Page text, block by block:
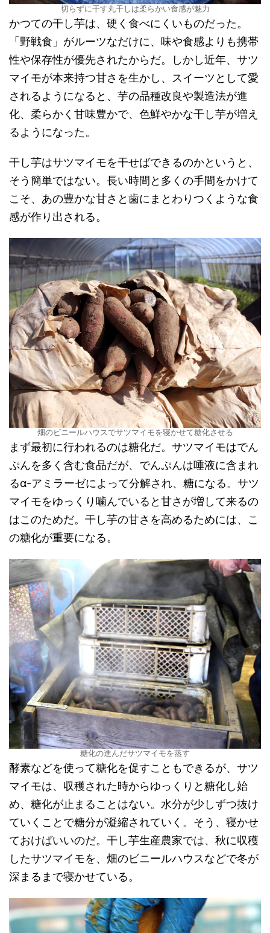
切らずに干す丸干しは柔らかい食感が魅力
かつての干し芋は、硬く食べにくいものだった。
「野戦食」がルーツなだけに、味や食感よりも携帯
性や保存性が優先されたからだ。しかし近年、サツ
マイモが本来持つ甘さを生かし、スイーツとして愛
されるようになると、芋の品種改良や製造法が進
化、柔らかく甘味豊かで、色鮮やかな干し芋が増え
るようになった。
干し芋はサツマイモを干せばできるのかというと、
そう簡単ではない。長い時間と多くの手間をかけて
こそ、あの豊かな甘さと歯にまとわりつくような食
感が作り出される。
畑のビニールハウスでサツマイモを寝かせて糖化させる
まず最初に行われるのは糖化だ。サツマイモはでん
ぷんを多く含む食品だが、でんぷんは唾液に含まれ
るα-アミラーゼによって分解され、糖になる。サツ
マイモをゆっくり噛んでいると甘さが増して来るの
はこのためだ。干し芋の甘さを高めるためには、こ
の糖化が重要になる。
糖化の進んだサツマイモを蒸す
酵素などを使って糖化を促すこともできるが、サツ
マイモは、収穫された時からゆっくりと糖化し始
め、糖化が止まることはない。水分が少しずつ抜け
ていくことで糖分が凝縮されていく。そう、寝かせ
ておけばいいのだ。干し芋生産農家では、秋に収穫
したサツマイモを、畑のビニールハウスなどで冬が
深まるまで寝かせている。